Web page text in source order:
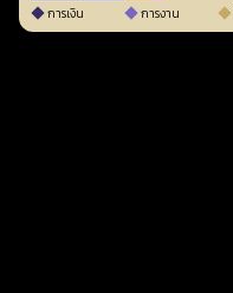
การเงิน การงาน